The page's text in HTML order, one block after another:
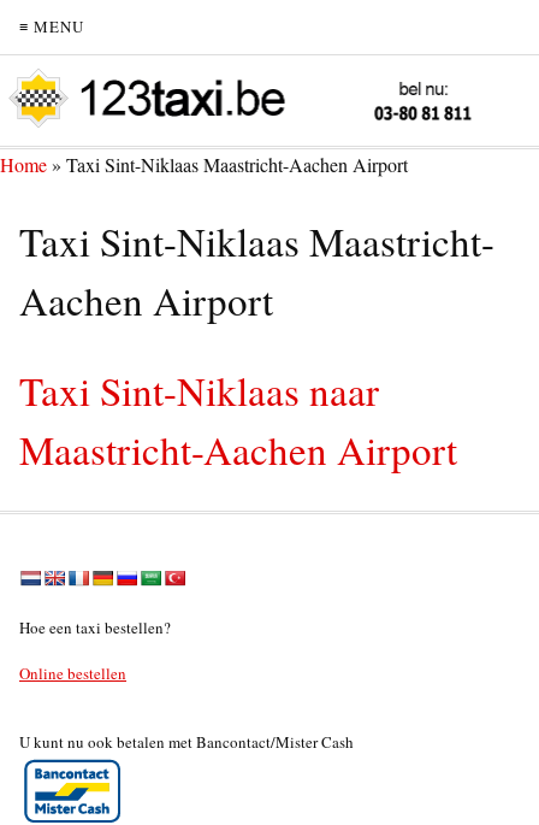
≡ MENU
Home» Taxi Sint-Niklaas Maastricht-Aachen Airport
Taxi Sint-Niklaas Maastricht-
Aachen Airport
Taxi Sint-Niklaas naar
Maastricht-Aachen Airport
Hoe een taxi bestellen?
Online bestellen
U kunt nu ook betalen met Bancontact/Mister Cash